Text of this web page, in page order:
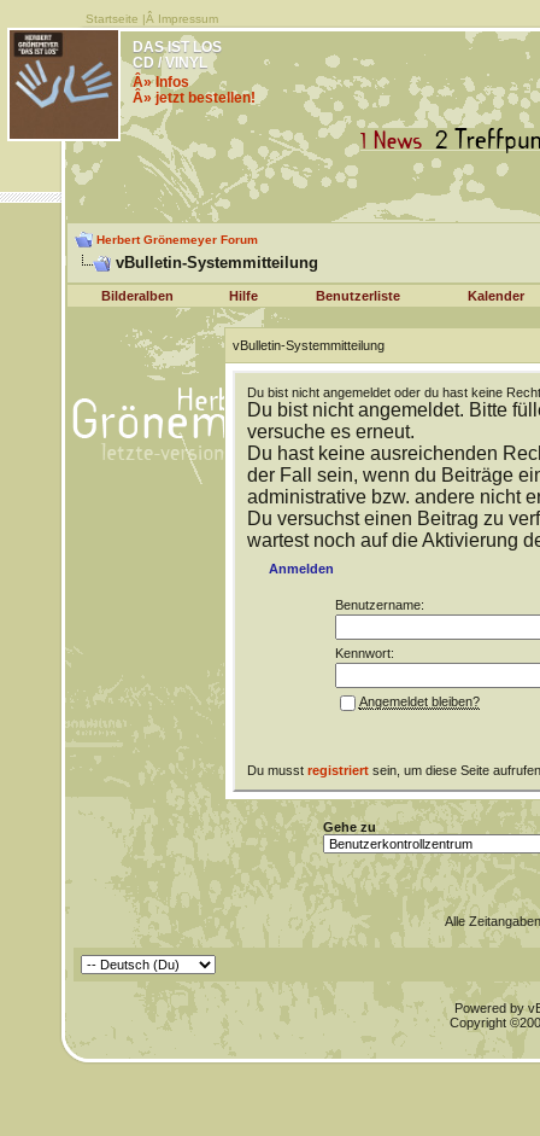
Startseite |Â Impressum
DAS IST LOS
CD / VINYL
Â» Infos
Â» jetzt bestellen!
Herbert Grönemeyer Forum
vBulletin-Systemmitteilung
Bilderalben Hilfe Benutzerliste Kalender
vBulletin-Systemmitteilung
Du bist nicht angemeldet oder du hast keine
Du bist nicht angemeldet. Bitte
versuche es erneut.
Du hast keine ausreichenden
der Fall sein, wenn du Beiträge
administrative bzw. andere nicht
Du versuchst einen Beitrag zu
wartest noch auf die Aktivierung
Anmelden
Benutzername:
Kennwort:
Angemeldet bleiben?
Du musst registriertsein, um diese Seite
Gehe zu
Alle
Powered by
Copyright